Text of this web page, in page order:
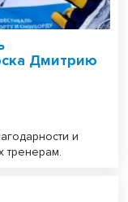
Дмитрию
и
тренерам.